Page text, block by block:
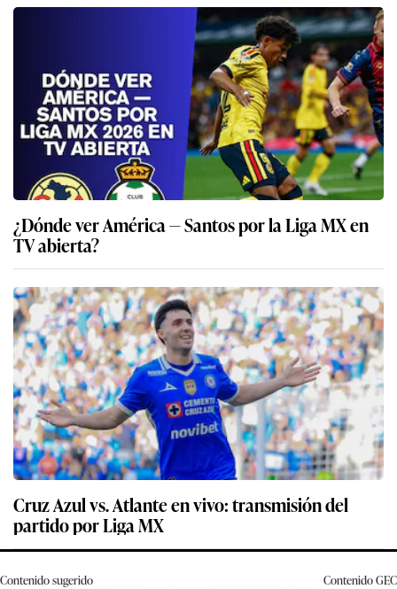
¿Dónde ver América — Santos por la Liga MX en
TV abierta?
Cruz Azul vs. Atlante en vivo: transmisión del
partido por Liga MX
Contenido sugerido ContenidoGEC